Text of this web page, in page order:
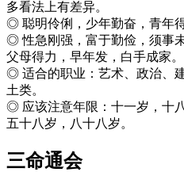
多看法上有差异。
◎ 聪明伶俐，少年勤奋，青年
◎ 性急刚强，富于勤俭，须事
父母得力，早年发，白手成家。
◎ 适合的职业：艺术、政治、
土类。
◎ 应该注意年限：十一岁，十
五十八岁，八十八岁。
三命通会